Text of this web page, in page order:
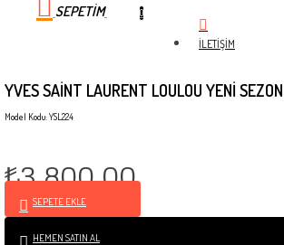
İLETIŞIM
SEPETIM 0
YVES SAİNT LAURENT LOULOU YENİ
Model Kodu: YSL224
₺3.800,00
SEPETE EKLE
HEMEN SATIN AL